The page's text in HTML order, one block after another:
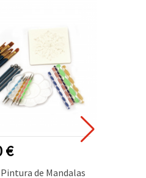
€
de Mandalas